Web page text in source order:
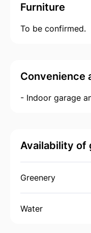
Furniture
To be confirmed.
Convenience
- Indoor garage
Availability of
Greenery
Water